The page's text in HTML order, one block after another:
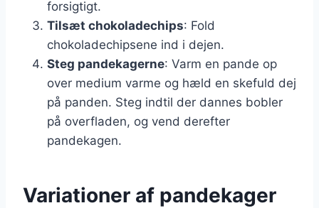
forsigtigt.
Tilsæt chokoladechips: Fold
chokoladechipsene ind i dejen.
Steg pandekagerne: Varm en pande op
over medium varme og hæld en skefuld dej
på panden. Steg indtil der dannes bobler
på overfladen, og vend derefter
pandekagen.
Variationer af pandekager